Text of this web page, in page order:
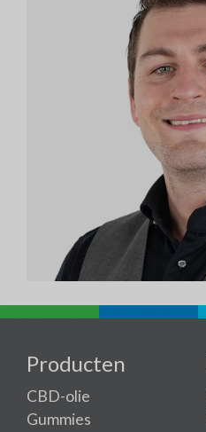
Producten
CBD-olie
Gummies